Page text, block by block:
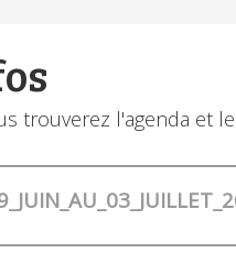
trouverez l'agenda et